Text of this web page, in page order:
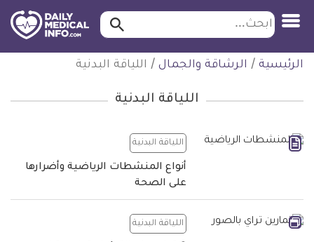
التخطي
للمحتوى
طبية
ابحث ابحث…
الرئيسية / الرشاقة والجمال / اللياقة البدنية
اللياقة البدنية
اللياقة البدنية
أنواع المنشطات الرياضية وأضرارها
على الصحة
اللياقة البدنية